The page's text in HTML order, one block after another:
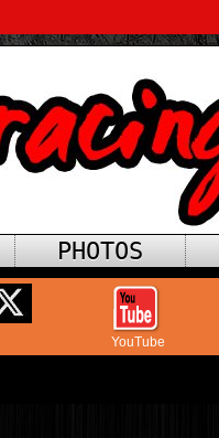
PHOTOS
YouTube